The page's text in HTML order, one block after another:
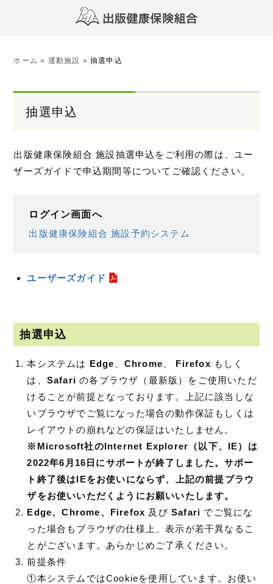
ホーム » 運動施設 »抽選申込
抽選申込
出版健康保険組合 施設抽選申込をご利用の際は、ユー
ザーズガイドで申込期間等についてご確認ください。
ログイン画面へ
出版健康保険組合 施設予約システム
ユーザーズガイド
抽選申込
本システムは Edge Chrome Firefox もしく
は、 Safari の各ブラウザ（最新版）をご使用いただ
けることが前提となっております。上記に該当しな
いブラウザでご覧になった場合の動作保証もしくは
レイアウトの崩れなどの保証はいたしません。
※Microsoft社のInternet Explorer（以下、IE）は
2022年6月16日にサポートが終了しました。サポー
ト終了後はIEをお使いにならず、上記の前提ブラウ
ザをお使いいただくようにお願いいたします。
Edge、Chrome、Firefox 及びSafari でご覧にな
った場合もブラウザの仕様上、表示が若干異なるこ
とがございます。あらかじめご了承ください。
前提条件
①本システムではCookieを使用しています。お使い